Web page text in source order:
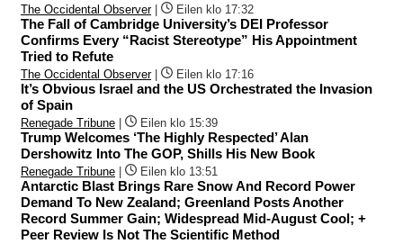
The Occidental Observer| Eilen klo 17:32
The Fall of Cambridge University’s DEI Professor
Confirms Every “Racist Stereotype” His Appointment
Tried to Refute
The Occidental Observer| Eilen klo 17:16
It’s Obvious Israel and the US Orchestrated the Invasion
of Spain
Renegade Tribune | Eilen klo 15:39
Trump Welcomes ‘The Highly Respected’ Alan
Dershowitz Into The GOP, Shills His New Book
Renegade Tribune | Eilen klo 13:51
Antarctic Blast Brings Rare Snow And Record Power
Demand To New Zealand; Greenland Posts Another
Record Summer Gain; Widespread Mid-August Cool; +
Peer Review Is Not The Scientific Method